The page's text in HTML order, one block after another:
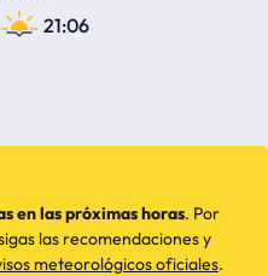
21:06
en las próximas horas. Por
las recomendaciones y
meteorológicos oficiales.